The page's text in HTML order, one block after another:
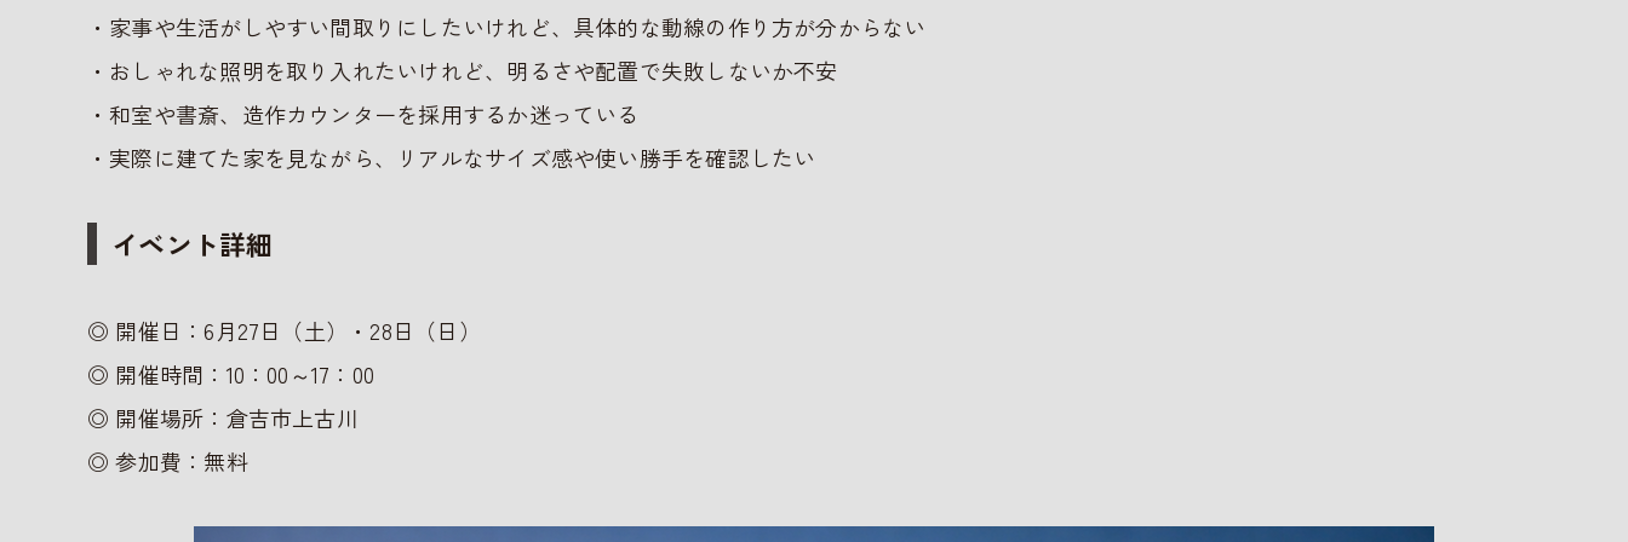
・家事や生活がしやすい間取りにしたいけれど、具体的な動線の作り方が分からない
・おしゃれな照明を取り入れたいけれど、明るさや配置で失敗しないか不安
・和室や書斎、造作カウンターを採用するか迷っている
・実際に建てた家を見ながら、リアルなサイズ感や使い勝手を確認したい
イベント詳細
◎ 開催日：6月27日（土）・28日（日）
◎ 開催時間：10：00～17：00
◎ 開催場所：倉吉市上古川
◎ 参加費：無料